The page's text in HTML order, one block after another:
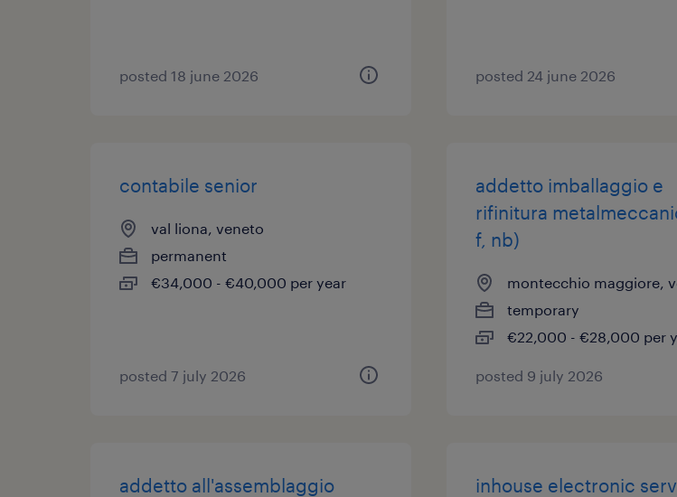
posted 18 june 2026 posted 24 june 2026
contabile senior
val liona, veneto
permanent
€34,000 - €40,000 per year
posted 7 july 2026
addetto imballaggio e
rifinitura
f, nb)
montecchio maggiore,
temporary
€22,000 - €28,000 per
posted 9 july 2026
addetto all'assemblaggio
inhouse electronic